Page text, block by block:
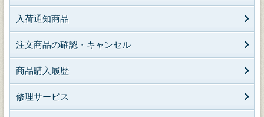
入荷通知商品
注文商品の確認・キャンセル
商品購入履歴
修理サービス